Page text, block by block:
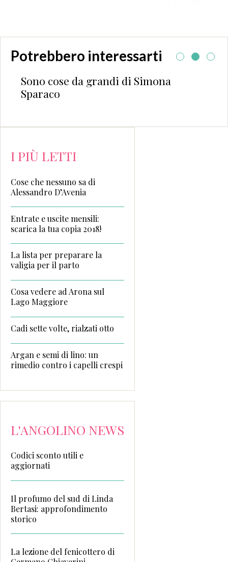
Potrebbero interessarti
Sono cose da grandi di Simona
Sparaco
I PIÙ LETTI
Cose che nessuno sa di
Alessandro D’Avenia
Entrate e uscite mensili:
scarica la tua copia 2018!
La lista per preparare la
valigia per il parto
Cosa vedere ad Arona sul
Lago Maggiore
Cadi sette volte, rialzati otto
Argan e semi di lino: un
rimedio contro i capelli crespi
L'ANGOLINO NEWS
Codici sconto utili e
aggiornati
Il profumo del sud di Linda
Bertasi: approfondimento
storico
La lezione del fenicottero di